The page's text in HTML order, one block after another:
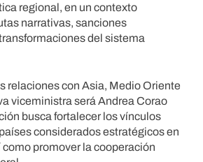
regional, en un contexto
narrativas, sanciones
del sistema
relaciones con Asia, Medio Oriente
viceministra será Andrea Corao
busca fortalecer los vínculos
considerados estratégicos en
promover la cooperación